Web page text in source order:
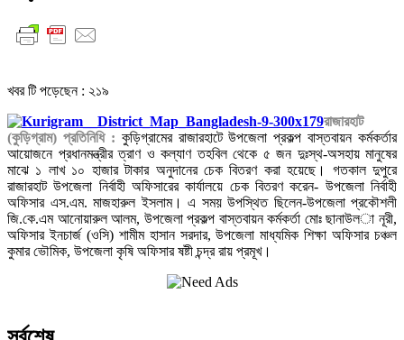
খবর টি পড়েছেন : ২১৯
রাজারহাট
(কুড়িগ্রাম) প্রতিনিধি : কুড়িগ্রামের রাজারহাটে উপজেলা প্রকল্প বাস্তবায়ন কর্মকর্তার
আয়োজনে প্রধানমন্ত্রীর ত্রাণ ও কল্যাণ তহবিল থেকে ৫ জন দুঃস্থ-অসহায় মানুষের
মাঝে ১ লাখ ১০ হাজার টাকার অনুদানের চেক বিতরণ করা হয়েছে। গতকাল দুপুরে
রাজারহাট উপজেলা নির্বাহী অফিসারের কার্যালয়ে চেক বিতরণ করেন- উপজেলা নির্বাহী
অফিসার এস.এম. মাজহারুল ইসলাম। এ সময় উপস্থিত ছিলেন-উপজেলা প্রকৌশলী
জি.কে.এম আনোয়ারুল আলম, উপজেলা প্রকল্প বাস্তবায়ন কর্মকর্তা মোঃ ছানাউল­া নূরী,
অফিসার ইনচার্জ (ওসি) শামীম হাসান সরদার, উপজেলা মাধ্যমিক শিক্ষা অফিসার চঞ্চল
কুমার ভৌমিক, উপজেলা কৃষি অফিসার ষষ্টী চন্দ্র রায় প্রমূখ।